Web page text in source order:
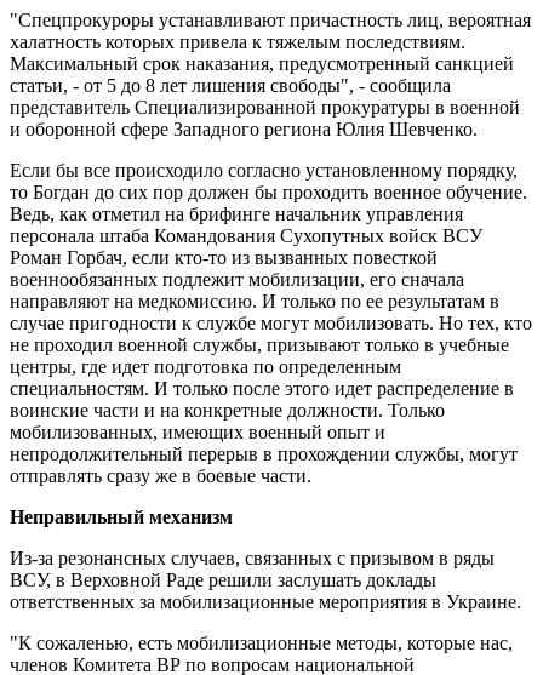
"Спецпрокуроры устанавливают причастность лиц, вероятная
халатность которых привела к тяжелым последствиям.
Максимальный срок наказания, предусмотренный санкцией
статьи, - от 5 до 8 лет лишения свободы", - сообщила
представитель Специализированной прокуратуры в военной
и оборонной сфере Западного региона Юлия Шевченко.
Если бы все происходило согласно установленному порядку,
то Богдан до сих пор должен бы проходить военное обучение.
Ведь, как отметил на брифинге начальник управления
персонала штаба Командования Сухопутных войск ВСУ
Роман Горбач, если кто-то из вызванных повесткой
военнообязанных подлежит мобилизации, его сначала
направляют на медкомиссию. И только по ее результатам в
случае пригодности к службе могут мобилизовать. Но тех, кто
не проходил военной службы, призывают только в учебные
центры, где идет подготовка по определенным
специальностям. И только после этого идет распределение в
воинские части и на конкретные должности. Только
мобилизованных, имеющих военный опыт и
непродолжительный перерыв в прохождении службы, могут
отправлять сразу же в боевые части.
Неправильный механизм
Из-за резонансных случаев, связанных с призывом в ряды
ВСУ, в Верховной Раде решили заслушать доклады
ответственных за мобилизационные мероприятия в Украине.
"К сожаленью, есть мобилизационные методы, которые нас,
членов Комитета ВР по вопросам национальной